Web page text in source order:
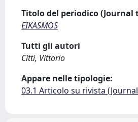
Titolo del periodico (Journal
EIKASMOS
Tutti gli autori
Citti, Vittorio
Appare nelle tipologie:
03.1 Articolo su rivista